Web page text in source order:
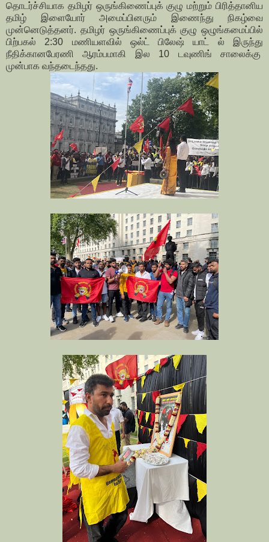
தொடர்ச்சியாக தமிழர் ஒருங்கிணைப்புக் குழு மற்றும் பிரித்தானிய
தமிழ் இளையோர் அமைப்பினரும் இணைந்து நிகழ்வை
முன்னெடுத்தனர். தமிழர் ஒருங்கிணைப்புக் குழு ஒழுங்கமைப்பில்
பிற்பகல் 2:30 மணியளவில் ஒல்ட் பிலேஷ் யாட் ல் இருந்து
நீதிக்கானபேரணி ஆரம்பமாகி இல 10 டவுணிங் சாலைக்கு
முன்பாக வந்தடைந்தது.